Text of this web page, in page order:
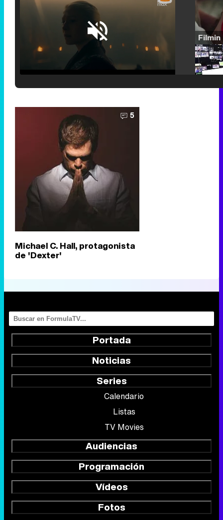
5
Michael C. Hall, protagonista
de 'Dexter'
Portada
Noticias
Series
Calendario
Listas
TV Movies
Audiencias
Programación
Vídeos
Fotos